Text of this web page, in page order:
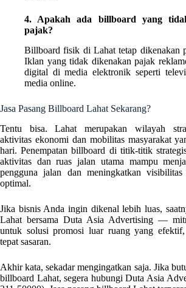
4. Apakah ada billboard yang
pajak?
Billboard fisik di Lahat tetap dikenakan
Iklan yang tidak dikenakan pajak
digital di media elektronik seperti
media online.
Jasa Pasang Billboard Lahat Sekarang?
Tentu bisa. Lahat merupakan wilayah
aktivitas ekonomi dan mobilitas masyarakat
hari. Penempatan billboard di titik-titik
aktivitas dan ruas jalan utama mampu
pengguna jalan dan meningkatkan visibilitas
optimal.
Jika bisnis Anda ingin dikenal lebih luas,
Lahat bersama Duta Asia Advertising —
untuk solusi promosi luar ruang yang
tepat sasaran.
Akhir kata, sekadar mengingatkan saja. Jika
billboard Lahat, segera hubungi Duta Asia